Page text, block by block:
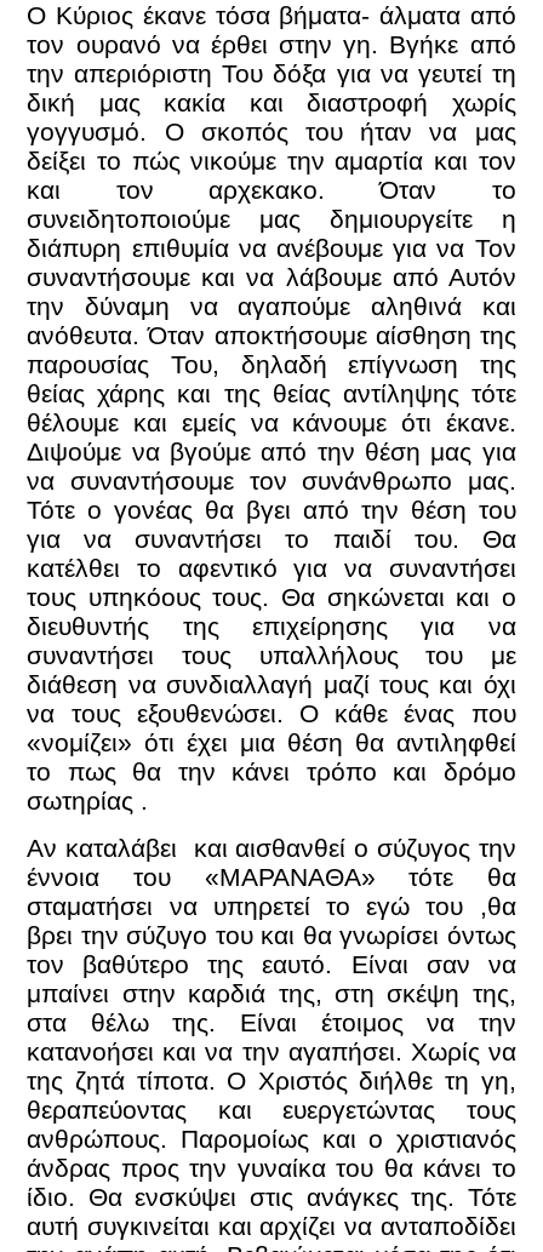
Ο Κύριος έκανε τόσα βήματα- άλματα από
τον ουρανό να έρθει στην γη. Βγήκε από
την απεριόριστη Του δόξα για να γευτεί τη
δική μας κακία και διαστροφή χωρίς
γογγυσμό. Ο σκοπός του ήταν να μας
δείξει το πώς νικούμε την αμαρτία και τον
και τον αρχεκακο. Όταν το
συνειδητοποιούμε μας δημιουργείτε η
διάπυρη επιθυμία να ανέβουμε για να Τον
συναντήσουμε και να λάβουμε από Αυτόν
την δύναμη να αγαπούμε αληθινά και
ανόθευτα. Όταν αποκτήσουμε αίσθηση της
παρουσίας Του, δηλαδή επίγνωση της
θείας χάρης και της θείας αντίληψης τότε
θέλουμε και εμείς να κάνουμε ότι έκανε.
Διψούμε να βγούμε από την θέση μας για
να συναντήσουμε τον συνάνθρωπο μας.
Τότε ο γονέας θα βγει από την θέση του
για να συναντήσει το παιδί του. Θα
κατέλθει το αφεντικό για να συναντήσει
τους υπηκόους τους. Θα σηκώνεται και ο
διευθυντής της επιχείρησης για να
συναντήσει τους υπαλλήλους του με
διάθεση να συνδιαλλαγή μαζί τους και όχι
να τους εξουθενώσει. Ο κάθε ένας που
«νομίζει» ότι έχει μια θέση θα αντιληφθεί
το πως θα την κάνει τρόπο και δρόμο
σωτηρίας .
Αν καταλάβει και αισθανθεί ο σύζυγος την
έννοια του «ΜΑΡΑΝΑΘΑ» τότε θα
σταματήσει να υπηρετεί το εγώ του ,θα
βρει την σύζυγο του και θα γνωρίσει όντως
τον βαθύτερο της εαυτό. Είναι σαν να
μπαίνει στην καρδιά της, στη σκέψη της,
στα θέλω της. Είναι έτοιμος να την
κατανοήσει και να την αγαπήσει. Χωρίς να
της ζητά τίποτα. Ο Χριστός διήλθε τη γη,
θεραπεύοντας και ευεργετώντας τους
ανθρώπους. Παρομοίως και ο χριστιανός
άνδρας προς την γυναίκα του θα κάνει το
ίδιο. Θα ενσκύψει στις ανάγκες της. Τότε
αυτή συγκινείται και αρχίζει να ανταποδίδει